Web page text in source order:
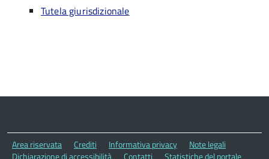
Tutela giurisdizionale
Area riservata Crediti Informativa privacy
Note legali
Dichiarazione di accessibilità
Contatti Statistiche del portale